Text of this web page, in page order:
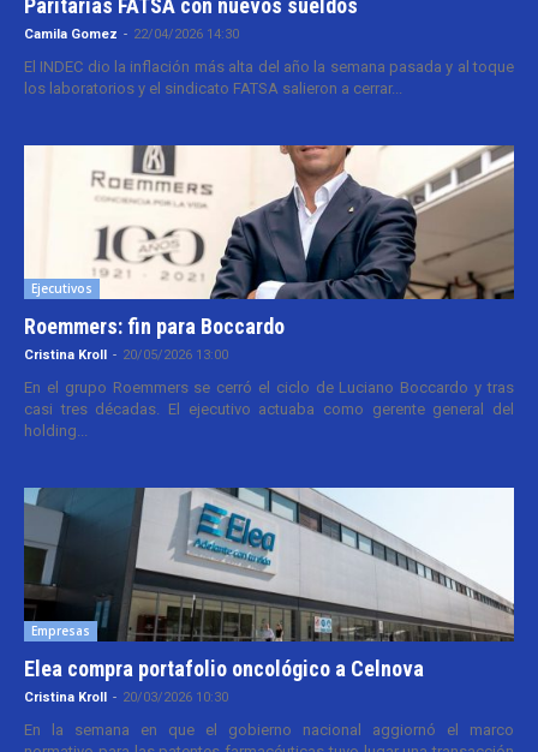
Camila Gomez - 22/04/2026 14:30
El INDEC dio la inflación más alta del año la semana pasada y al toque
los laboratorios y el sindicato FATSA salieron a cerrar...
Ejecutivos
Roemmers: fin para Boccardo
Cristina Kroll - 20/05/2026 13:00
En el grupo Roemmers se cerró el ciclo de Luciano Boccardo y tras
casi tres décadas. El ejecutivo actuaba como gerente general del
holding...
Empresas
Elea compra portafolio oncológico a Celnova
Cristina Kroll - 20/03/2026 10:30
En la semana en que el gobierno nacional aggiornó el marco